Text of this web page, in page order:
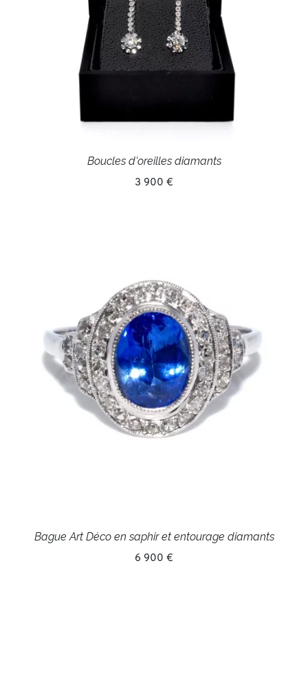
Boucles d'oreilles diamants
3 900 €
Bague Art Déco en saphir et entourage diamants
6 900 €